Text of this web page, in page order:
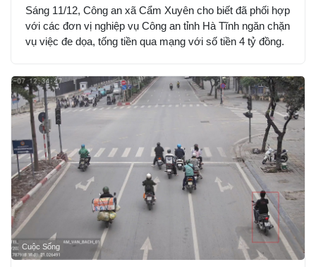
Sáng 11/12, Công an xã Cẩm Xuyên cho biết đã phối hợp
với các đơn vị nghiệp vụ Công an tỉnh Hà Tĩnh ngăn chặn
vụ việc đe dọa, tống tiền qua mạng với số tiền 4 tỷ đồng.
Cuộc Sống